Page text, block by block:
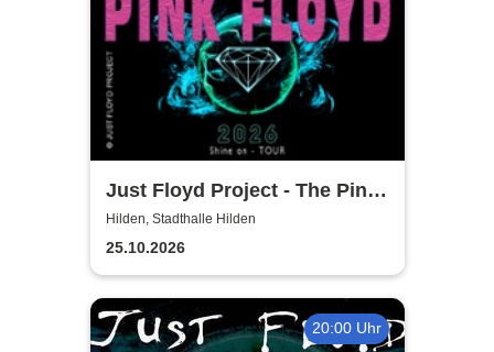
Just Floyd Project - The Pink
Floyd Tribute Show
Hilden, Stadthalle Hilden
25.10.2026
20:00 Uhr